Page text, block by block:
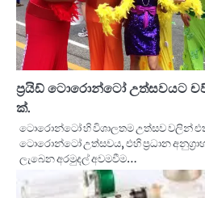
ප්‍රයිඩ් ටොරොන්ටෝ උත්සවයට
ක්.
ටොරොන්ටෝ හි විශාලතම උත්සව වලින්
ටොරොන්ටෝ උත්සවය, එහි ප්‍රධාන
ලැබෙන අරමුදල් අවමවීම…